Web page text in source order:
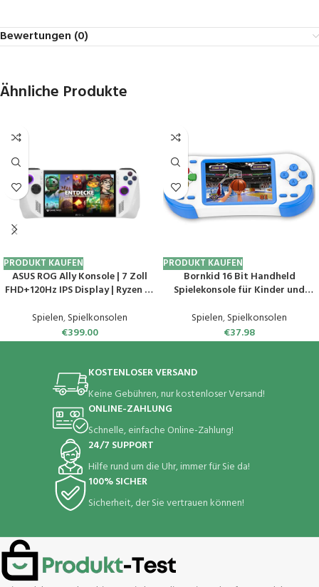
Bewertungen (0)
Ähnliche Produkte
PRODUKT KAUFEN
ASUS ROG Ally Konsole | 7 Zoll
FHD+120Hz IPS Display | Ryzen Z1
Radeon Graphics | Windows 11 |
White
Spielen,Spielkonsolen
€399.00
PRODUKT KAUFEN
Bornkid 16 Bit Handheld
Spielekonsole für Kinder und
HD Videospiel 3,0 Zoll Seniors
Electronic Handheld Spiele
Jungen Mädchen Geburtstags
Spielen,Spielkonsolen
€37.98
KOSTENLOSER VERSAND
Keine Gebühren, nur kostenloser Versand!
ONLINE-ZAHLUNG
Schnelle, einfache Online-Zahlung!
24/7 SUPPORT
Hilfe rund um die Uhr, immer für Sie da!
100% SICHER
Sicherheit, der Sie vertrauen können!